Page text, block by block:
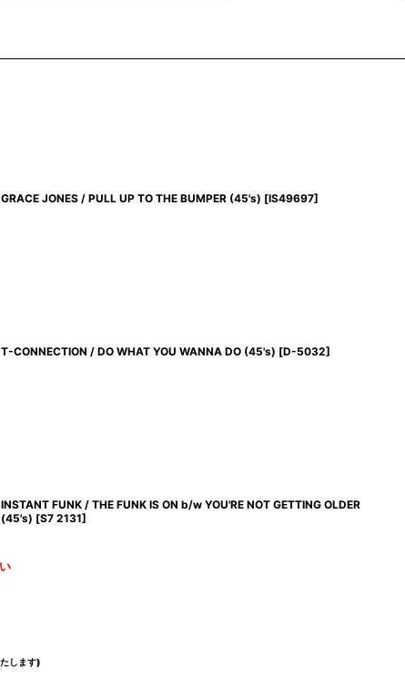
GRACE JONES / PULL UP TO THE BUMPER (45's) [IS49697]
T-CONNECTION / DO WHAT YOU WANNA DO (45's) [D-5032]
INSTANT FUNK / THE FUNK IS ON b/w YOU'RE NOT GETTING OLDER
(45's) [S7 2131]
します)